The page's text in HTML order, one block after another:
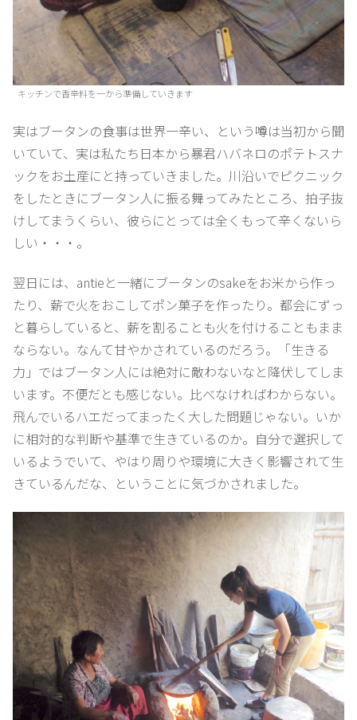
キッチンで香辛料を一から準備していきます
実はブータンの食事は世界一辛い、という噂は当初から聞
いていて、実は私たち日本から暴君ハバネロのポテトスナ
ックをお土産にと持っていきました。川沿いでピクニック
をしたときにブータン人に振る舞ってみたところ、拍子抜
けしてまうくらい、彼らにとっては全くもって辛くないら
しい・・・。
翌日には、antieと一緒にブータンのsakeをお米から作っ
たり、薪で火をおこしてポン菓子を作ったり。都会にずっ
と暮らしていると、薪を割ることも火を付けることもまま
ならない。なんて甘やかされているのだろう。「生きる
力」ではブータン人には絶対に敵わないなと降伏してしま
います。不便だとも感じない。比べなければわからない。
飛んでいるハエだってまったく大した問題じゃない。いか
に相対的な判断や基準で生きているのか。自分で選択して
いるようでいて、やはり周りや環境に大きく影響されて生
きているんだな、ということに気づかされました。